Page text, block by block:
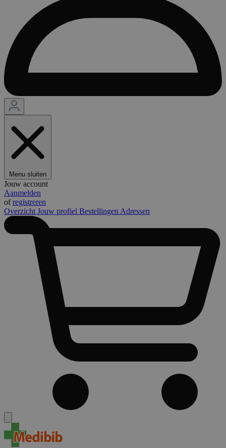
Menu sluiten
Jouw account
Aanmelden
ofregistreren
Overzicht Jouw profiel Bestellingen Adressen